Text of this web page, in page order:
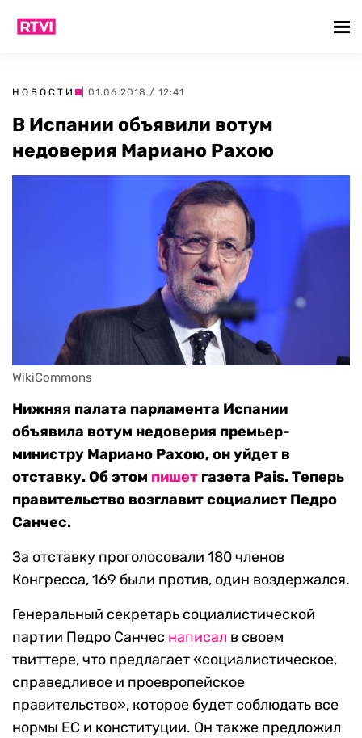
НОВОСТИ | 01.06.2018 / 12:41
В Испании объявили вотум
недоверия Мариано Рахою
WikiCommons
Нижняя палата парламента Испании
объявила вотум недоверия премьер-
министру Мариано Рахою, он уйдет в
отставку. Об этом пишет газета Pais. Теперь
правительство возглавит социалист Педро
Санчес.
За отставку проголосовали 180 членов
Конгресса, 169 были против, один воздержался.
Генеральный секретарь социалистической
партии Педро Санчес написал в своем
твиттере, что предлагает «социалистическое,
справедливое и проевропейское
правительство», которое будет соблюдать все
нормы ЕС и конституции. Он также предложил